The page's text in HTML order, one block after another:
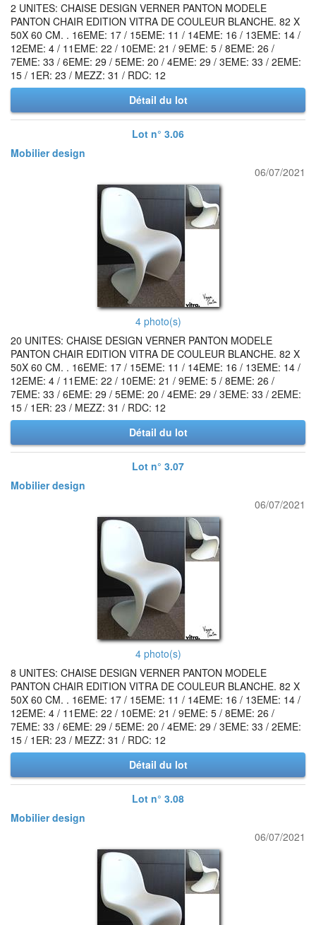
2 UNITES: CHAISE DESIGN VERNER PANTON MODELE
PANTON CHAIR EDITION VITRA DE COULEUR BLANCHE. 82 X
50X 60 CM. . 16EME: 17 / 15EME: 11 / 14EME: 16 / 13EME: 14 /
12EME: 4 / 11EME: 22 / 10EME: 21 / 9EME: 5 / 8EME: 26 /
7EME: 33 / 6EME: 29 / 5EME: 20 / 4EME: 29 / 3EME: 33 / 2EME:
15 / 1ER: 23 / MEZZ: 31 / RDC: 12
Détail du lot
Lot n° 3.06
Mobilier design
06/07/2021
4 photo(s)
20 UNITES: CHAISE DESIGN VERNER PANTON MODELE
PANTON CHAIR EDITION VITRA DE COULEUR BLANCHE. 82 X
50X 60 CM. . 16EME: 17 / 15EME: 11 / 14EME: 16 / 13EME: 14 /
12EME: 4 / 11EME: 22 / 10EME: 21 / 9EME: 5 / 8EME: 26 /
7EME: 33 / 6EME: 29 / 5EME: 20 / 4EME: 29 / 3EME: 33 / 2EME:
15 / 1ER: 23 / MEZZ: 31 / RDC: 12
Détail du lot
Lot n° 3.07
Mobilier design
06/07/2021
4 photo(s)
8 UNITES: CHAISE DESIGN VERNER PANTON MODELE
PANTON CHAIR EDITION VITRA DE COULEUR BLANCHE. 82 X
50X 60 CM. . 16EME: 17 / 15EME: 11 / 14EME: 16 / 13EME: 14 /
12EME: 4 / 11EME: 22 / 10EME: 21 / 9EME: 5 / 8EME: 26 /
7EME: 33 / 6EME: 29 / 5EME: 20 / 4EME: 29 / 3EME: 33 / 2EME:
15 / 1ER: 23 / MEZZ: 31 / RDC: 12
Détail du lot
Lot n° 3.08
Mobilier design
06/07/2021